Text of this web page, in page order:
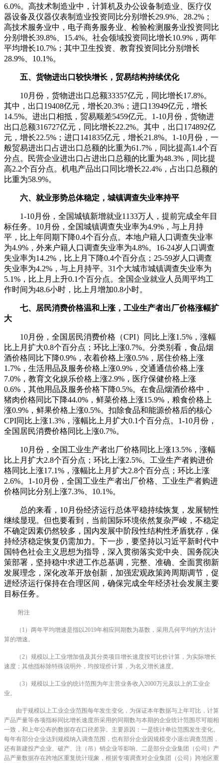
6.0%。高技术制造业中，计算机及办公设备制造业、医疗仪
器设备及仪器仪表制造业投资同比分别增长29.9%、28.2%；
高技术服务业中，电子商务服务业、检验检测服务业投资同比
分别增长39.8%、15.4%。社会领域投资同比增长10.9%，两年
平均增长10.7%；其中卫生投资、教育投资同比分别增长
28.9%、10.1%。
五、货物进出口较快增长，贸易结构持续优化
10月份，货物进出口总额33357亿元，同比增长17.8%。
其中，出口19408亿元，增长20.3%；进口13949亿元，增长
14.5%。进出口相抵，贸易顺差5459亿元。1-10月份，货物进
出口总额316727亿元，同比增长22.2%。其中，出口174892亿
元，增长22.5%；进口141835亿元，增长21.8%。1-10月份，一
般贸易进出口占进出口总额的比重为61.7%，同比提高1.4个百
分点。民营企业进出口占进出口总额的比重为48.3%，同比提
高2.2个百分点。机电产品出口同比增长22.4%，占出口总额的
比重为58.9%。
六、就业形势总体稳定，城镇调查失业率持平
1-10月份，全国城镇新增就业1133万人，提前完成全年目
标任务。10月份，全国城镇调查失业率为4.9%，与上月持
平，比上年同期下降0.4个百分点。本地户籍人口调查失业率
为4.9%，外来户籍人口调查失业率为4.8%。16-24岁人口调查
失业率为14.2%，比上月下降0.4个百分点；25-59岁人口调查
失业率为4.2%，与上月持平。31个大城市城镇调查失业率为
5.1%，比上月上升0.1个百分点。全国企业就业人员周平均工
作时间为48.6小时，比上月增加0.8小时。
七、居民消费价格温和上涨，工业生产者出厂价格涨幅扩
大
10月份，全国居民消费价格（CPI）同比上涨1.5%，涨幅
比上月扩大0.8个百分点；环比上涨0.7%。分类别看，食品烟
酒价格同比下降0.9%，衣着价格上涨0.5%，居住价格上涨
1.7%，生活用品及服务价格上涨0.9%，交通通信价格上涨
7.0%，教育文化娱乐价格上涨2.9%，医疗保健价格上涨
0.6%，其他用品及服务价格下降0.5%。在食品烟酒价格中，
猪肉价格同比下降44.0%，鲜菜价格上涨15.9%，粮食价格上
涨0.9%，鲜果价格上涨0.5%。扣除食品和能源价格后的核心
CPI同比上涨1.3%，涨幅比上月扩大0.1个百分点。1-10月份，
全国居民消费价格同比上涨0.7%。
10月份，全国工业生产者出厂价格同比上涨13.5%，涨幅
比上月扩大2.8个百分点；环比上涨2.5%。工业生产者购进价
格同比上涨17.1%，涨幅比上月扩大2.8个百分点；环比上涨
2.6%。1-10月份，全国工业生产者出厂价格、工业生产者购进
价格同比分别上涨7.3%、10.1%。
总的来看，10月份经济运行总体平稳持续恢复，发展韧性
继续显现。但也要看到，当前国际环境依然复杂严峻，不稳定
不确定因素仍然较多，国内发展中阶段性结构性矛盾犹存，保
持经济稳定恢复仍需加力。下一步，要坚持以习近平新时代中
国特色社会主义思想为指导，深入贯彻落实党中央、国务院决
策部署，坚持稳中求进工作总基调，完整、准确、全面贯彻新
发展理念，深化改革开放创新，加强宏观政策跨周期调节，促
进经济运行保持在合理区间，确保完成全年经济社会发展主要
目标任务。
附注
（1）两年平均增速是指以2019年相应同期数为基数，采用几何平均的方法计
算的增速。
（2）规模以上工业增加值及其分类项目增长速度按可比价计算，为实际增长
速度；其他指标除特殊说明外，均按现价计算，为名义增长速度。
（3）规模以上工业的统计范围为年主营业务收入2000万元及以上的工业企
业。
由于规模以上工业企业范围每年发生变化，为保证本年数据与上年可比，计算
产品产量等各项指标同比增长速度所采用的同期数与本期的企业统计范围尽可能相
一致，和上年公布的数据存在口径差异。主要原因：一是统计单位范围发生变化。
每年有部分企业达到规模纳入调查范围，也有部分企业因规模变小退出调查范围，
还有新建投产企业、破产、注（吊）销企业等影响。二是部分企业集团（公司）产
品产量数据存在跨地区重复统计现象，根据专项调查对企业集团（公司）跨地区重